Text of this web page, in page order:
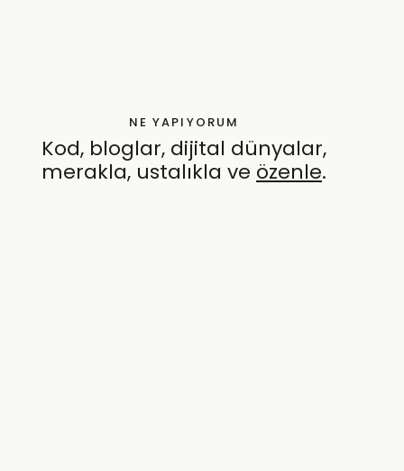
NE YAPIYORUM
Kod, bloglar, dijital dünyalar,
merakla, ustalıkla ve özenle.